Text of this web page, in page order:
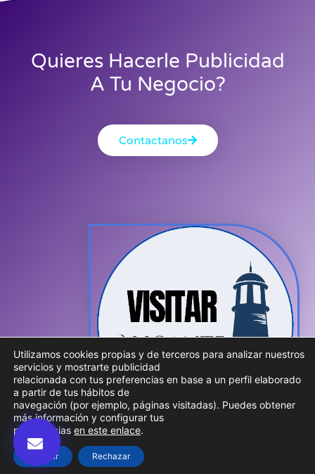
Quieres Hacerle Publicidad
A Tu Negocio?
Contactanos
© 2026 Visitar Alicante
Utilizamos cookies propias y de terceros para analizar nuestros
servicios y mostrarte publicidad
relacionada con tus preferencias en base a un perfil elaborado
a partir de tus hábitos de
navegación (por ejemplo, páginas visitadas). Puedes obtener
más información y configurar tus
preferencias en este enlace.
Aceptar Rechazar